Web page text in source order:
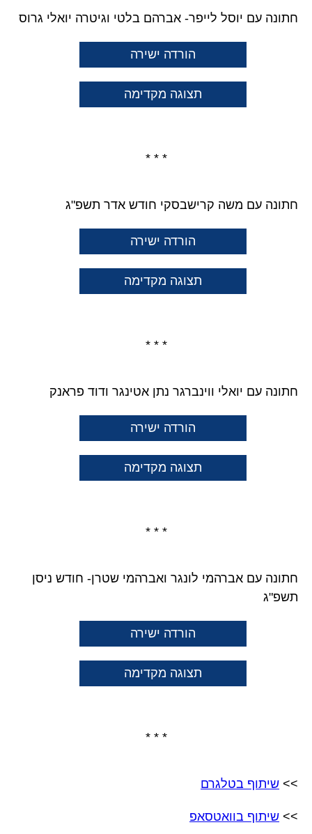
חתונה עם יוסל לייפר- אברהם בלטי וגיטרה יואלי גרוס
הורדה ישירה
תצוגה מקדימה
* * *
חתונה עם משה קרישבסקי חודש אדר תשפ"ג
הורדה ישירה
תצוגה מקדימה
* * *
חתונה עם יואלי ווינברגר נתן אטינגר ודוד פראנק
הורדה ישירה
תצוגה מקדימה
* * *
חתונה עם אברהמי לונגר ואברהמי שטרן- חודש ניסן
תשפ"ג
הורדה ישירה
תצוגה מקדימה
* * *
>> שיתוף בטלגרם
>> שיתוף בוואטסאפ